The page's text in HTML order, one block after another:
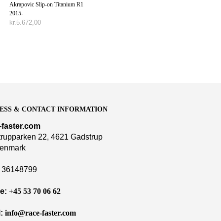
Akrapovic Slip-on Titanium R1
2015-
kr.5.672,00
& CONTACT INFORMATION
faster.com
22, 4621 Gadstrup
36148799
+45 53 70 06 62
info@race-faster.com